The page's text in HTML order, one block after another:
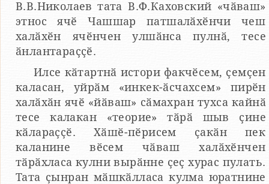
В.В.Николаев тата В.Ф.Каховский «чӑваш»
этнос ячӗ Чашшар патшалӑхӗнчи чеш
халӑхӗн ячӗнчен улшӑнса пулнӑ, тесе
ӑнлантараҫҫӗ.
Илсе кӑтартнӑ истори факчӗсем, ҫемҫен
каласан, уйрӑм «инкек-ӑсчахсем» пирӗн
халӑхӑн ячӗ «йӑваш» сӑмахран тухса кайнӑ
тесе калакан «теорие» тӑрӑ шыв ҫине
кӑлараҫҫӗ. Хӑшӗ-пӗрисем ҫакӑн пек
каланине вӗсем чӑваш халӑхӗнчен
тӑрӑхласа кулни вырӑнне ҫеҫ хурас пулать.
Тата ҫынран мӑшкӑлласа кулма юратнине